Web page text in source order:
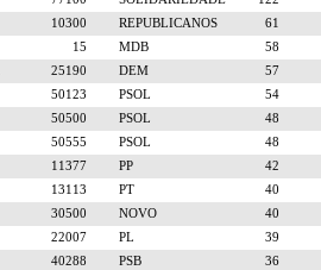
10300 REPUBLICANOS 61
15 MDB 58
25190 DEM 57
50123 PSOL 54
50500 PSOL 48
50555 PSOL 48
11377 PP 42
13113 PT 40
30500 NOVO 40
22007 PL 39
40288 PSB 36